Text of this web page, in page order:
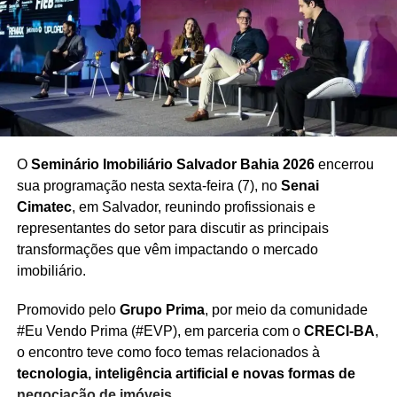
No sábado (21), o chefe do Executivo baiano seguiu para
Livramento de Nossa Senhora, onde participou da festa
ao som da tradicional bandaMastruz com Leite , entre
quadrilhas, fogueiras e muito forró.“Cada cidade tem
seu jeito de celebrar, mas o sentimento é o mesmo:
alegria, pertencimento e orgulho das nossas raízes”,
declarou o governador.
Em 2025,quase 300 municípios baianos contam com
apoio direto do Governo do Estadopara a realização
dos festejos de Santo Antônio, São João e São Pedro
O investimento garanteinfraestrutura de palco, som,
iluminação, contratação de artistas, segurança
Entre as medidas, destacam-se:
12 mil agentes de segurança, com câmeras de
reconhecimento facial e bases móveis da PM;
O Seminário Imobiliário Salvador Bahia 2026encerrou
sua programação nesta sexta-feira (7), no Senai
Cimatec, em Salvador, reunindo profissionais e
representantes do setor para discutir as principais
transformações que vêm impactando o mercado
imobiliário.
Promovido pelo Grupo Prima, por meio da comunidade
#Eu Vendo Prima (#EVP), em parceria com o CRECI-BA,
o encontro teve como foco temas relacionados à
tecnologia, inteligência artificial e novas formas de